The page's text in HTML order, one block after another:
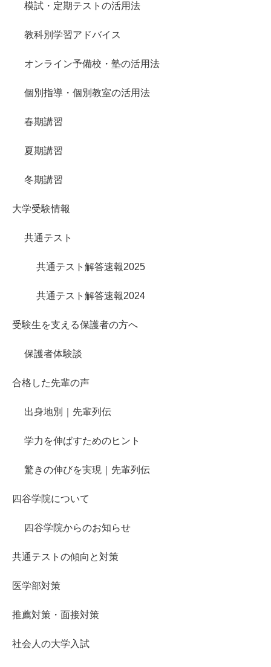
模試・定期テストの活用法
教科別学習アドバイス
オンライン予備校・塾の活用法
個別指導・個別教室の活用法
春期講習
夏期講習
冬期講習
大学受験情報
共通テスト
共通テスト解答速報2025
共通テスト解答速報2024
受験生を支える保護者の方へ
保護者体験談
合格した先輩の声
出身地別｜先輩列伝
学力を伸ばすためのヒント
驚きの伸びを実現｜先輩列伝
四谷学院について
四谷学院からのお知らせ
共通テストの傾向と対策
医学部対策
推薦対策・面接対策
社会人の大学入試